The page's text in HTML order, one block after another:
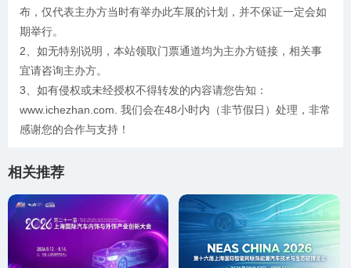
布，仅代表主办方当时有举办此车展的计划，并不保证一定会如
期举行。
2、如无特别说明，本站领取门票通道均为主办方链接，相关事
宜请咨询主办方。
3、如有侵权或未经授权不得转发的内容请您告知：
www.ichezhan.com. 我们会在48小时内（非节假日）处理，非常
感谢您的合作与支持！
相关推荐